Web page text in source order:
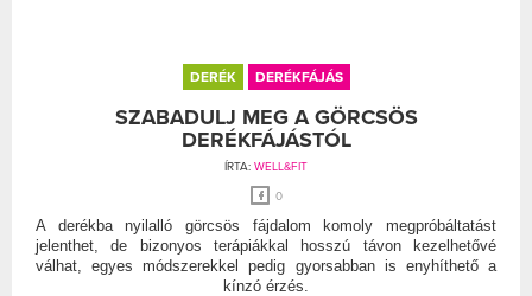
DERÉK DERÉKFÁJÁS
SZABADULJ MEG A GÖRCSÖS
DERÉKFÁJÁSTÓL
ÍRTA: WELL&FIT
0
A derékba nyilalló görcsös fájdalom komoly megpróbáltatást
jelenthet, de bizonyos terápiákkal hosszú távon kezelhetővé
válhat, egyes módszerekkel pedig gyorsabban is enyhíthető a
kínzó érzés.